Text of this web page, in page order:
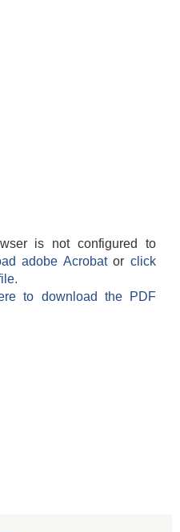
is not configured to
adobe Acrobatorclick
to download the PDF